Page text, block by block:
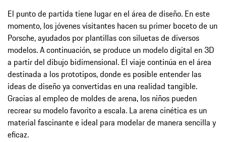
El punto de partida tiene lugar en el área de diseño. En este
momento, los jóvenes visitantes hacen su primer boceto de un
Porsche, ayudados por plantillas con siluetas de diversos
modelos. A continuación, se produce un modelo digital en 3D
a partir del dibujo bidimensional. El viaje continúa en el área
destinada a los prototipos, donde es posible entender las
ideas de diseño ya convertidas en una realidad tangible.
Gracias al empleo de moldes de arena, los niños pueden
recrear su modelo favorito a escala. La arena cinética es un
material fascinante e ideal para modelar de manera sencilla y
eficaz.